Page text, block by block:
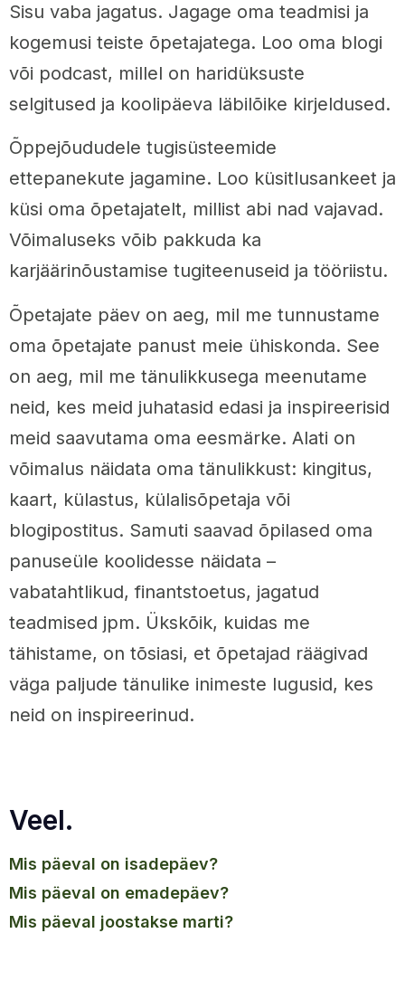
Sisu vaba jagatus. Jagage oma teadmisi ja
kogemusi teiste õpetajatega. Loo oma blogi
või podcast, millel on haridüksuste
selgitused ja koolipäeva läbilõike kirjeldused.
Õppejõududele tugisüsteemide
ettepanekute jagamine. Loo küsitlusankeet ja
küsi oma õpetajatelt, millist abi nad vajavad.
Võimaluseks võib pakkuda ka
karjäärinõustamise tugiteenuseid ja tööriistu.
Õpetajate päev on aeg, mil me tunnustame
oma õpetajate panust meie ühiskonda. See
on aeg, mil me tänulikkusega meenutame
neid, kes meid juhatasid edasi ja inspireerisid
meid saavutama oma eesmärke. Alati on
võimalus näidata oma tänulikkust: kingitus,
kaart, külastus, külalisõpetaja või
blogipostitus. Samuti saavad õpilased oma
panuseüle koolidesse näidata –
vabatahtlikud, finantstoetus, jagatud
teadmised jpm. Ükskõik, kuidas me
tähistame, on tõsiasi, et õpetajad räägivad
väga paljude tänulike inimeste lugusid, kes
neid on inspireerinud.
Veel.
mis päeval on isadepäev?
mis päeval on emadepäev?
mis päeval joostakse marti?